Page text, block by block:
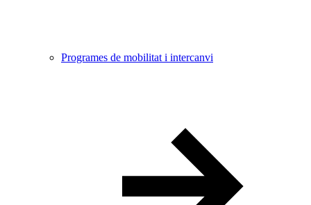
Programes de mobilitat i intercanvi